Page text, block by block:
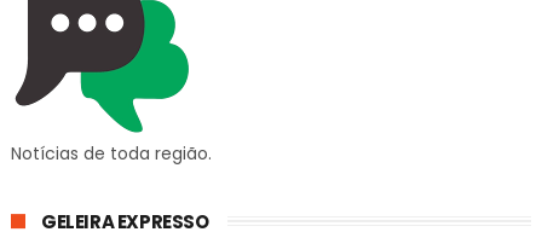
Notícias de toda região.
GELEIRA EXPRESSO